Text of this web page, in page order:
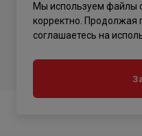
Политика
Мы используем файлы
корректно. Продолжая
соглашаетесь на